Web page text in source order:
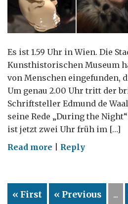
Es ist 1.59 Uhr in Wien. Die
Kunsthistorischen Museum
von Menschen eingefunden,
Um genau 2.00 Uhr tritt der
Schriftsteller Edmund de
seine Rede „During the
ist jetzt zwei Uhr früh im […]
Read more on
Verlorenes
–
Reply
« First « Previous ...